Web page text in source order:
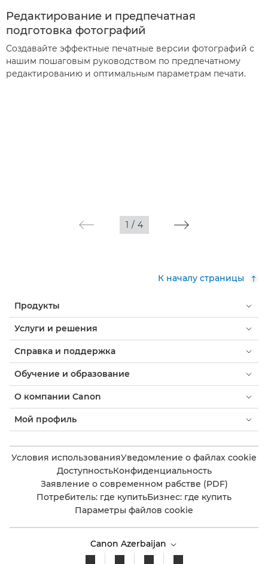
Редактирование и предпечатная
подготовка фотографий
Создавайте эффектные печатные версии фотографий с
нашим пошаговым руководством по предпечатному
редактированию и оптимальным параметрам печати.
1 / 4
К началу страницы
Продукты
Услуги и решения
Справка и поддержка
Обучение и образование
О компании Canon
Мой профиль
Условия использованияУведомление о файлах cookie
ДоступностьКонфиденциальность
Заявление о современном рабстве (PDF)
Потребитель: где купитьБизнес: где купить
Параметры файлов cookie
Canon Azerbaijan